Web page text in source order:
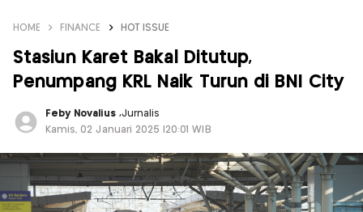
HOME FINANCE HOT ISSUE
Stasiun Karet Bakal Ditutup,
Penumpang KRL Naik Turun di BNI City
Feby Novalius ,Jurnalis
Kamis, 02 Januari 2025 |20:01 WIB